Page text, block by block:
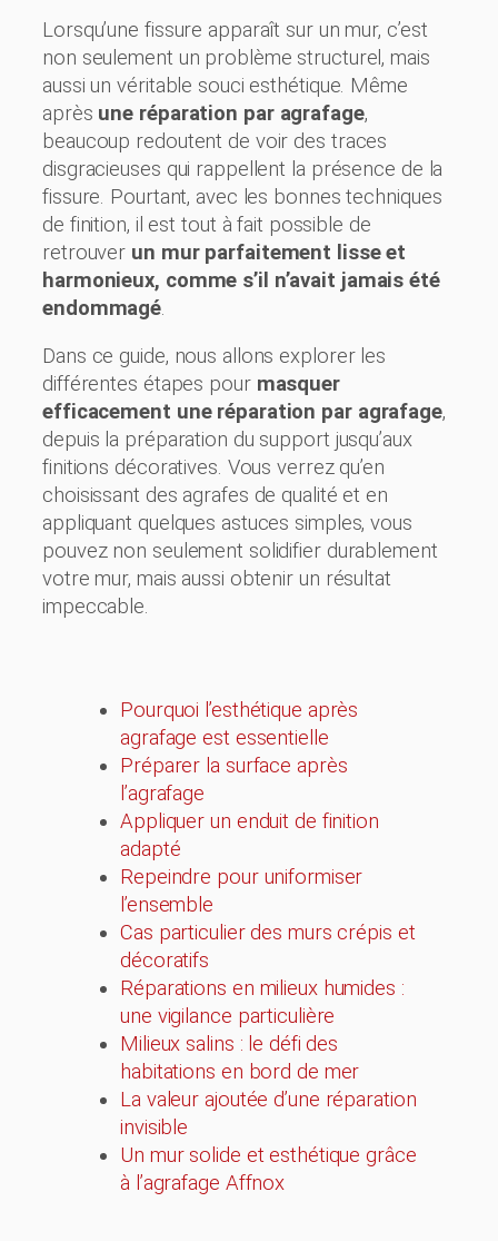
Lorsqu’une fissure apparaît sur un mur, c’est
non seulement un problème structurel, mais
aussi un véritable souci esthétique. Même
après une réparation par agrafage,
beaucoup redoutent de voir des traces
disgracieuses qui rappellent la présence de la
fissure. Pourtant, avec les bonnes techniques
de finition, il est tout à fait possible de
retrouver un mur parfaitement lisse et
harmonieux, comme s’il n’avait jamais été
endommagé.
Dans ce guide, nous allons explorer les
différentes étapes pour masquer
efficacement une réparation par agrafage,
depuis la préparation du support jusqu’aux
finitions décoratives. Vous verrez qu’en
choisissant des agrafes de qualité et en
appliquant quelques astuces simples, vous
pouvez non seulement solidifier durablement
votre mur, mais aussi obtenir un résultat
impeccable.
Pourquoi l’esthétique après
agrafage est essentielle
Préparer la surface après
l’agrafage
Appliquer un enduit de finition
adapté
Repeindre pour uniformiser
l’ensemble
Cas particulier des murs crépis et
décoratifs
Réparations en milieux humides :
une vigilance particulière
Milieux salins : le défi des
habitations en bord de mer
La valeur ajoutée d’une réparation
invisible
Un mur solide et esthétique grâce
à l’agrafage Affnox